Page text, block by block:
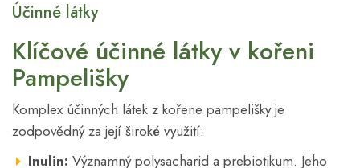
Účinné látky
Klíčové účinné látky v kořeni
Pampelišky
Komplex účinných látek z kořene pampelišky je
zodpovědný za její široké využití:
Inulin: Významný polysacharid a prebiotikum. Jeho